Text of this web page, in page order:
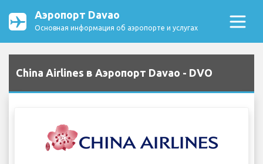
Аэропорт Davao
Основная информация об аэропорте и услугах
China Airlines в Аэропорт Davao - DVO